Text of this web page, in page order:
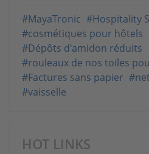
#MayaTronic #Hospitality
#cosmétiques pour hôtels
#Dépôts d'amidon réduits
#rouleaux de nos toiles
#Factures sans papier
#vaisselle
HOT LINKS